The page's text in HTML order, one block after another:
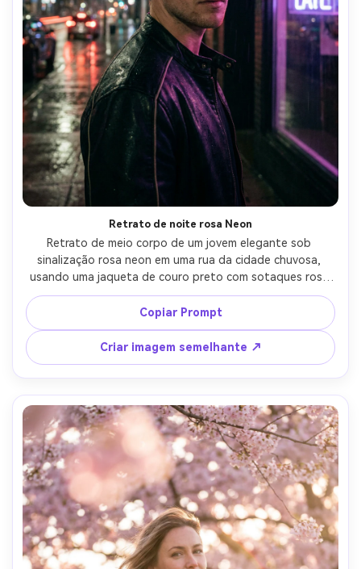
Retrato de noite rosa Neon
Retrato de meio corpo de um jovem elegante sob
sinalização rosa neon em uma rua da cidade chuvosa,
usando uma jaqueta de couro preto com sotaques rosa
sutis, reflexos de pavimento molhado, iluminação noturna
cinematográfica com géis rosa e roxo, tirado em Sony
A7S III 35mm f/1.8, contraste humorístico, foco nítido nos
olhos, textura realista da pele, grau de cor
cinematográfica-AR 4:5
Copiar Prompt
Criar imagem semelhante ↗